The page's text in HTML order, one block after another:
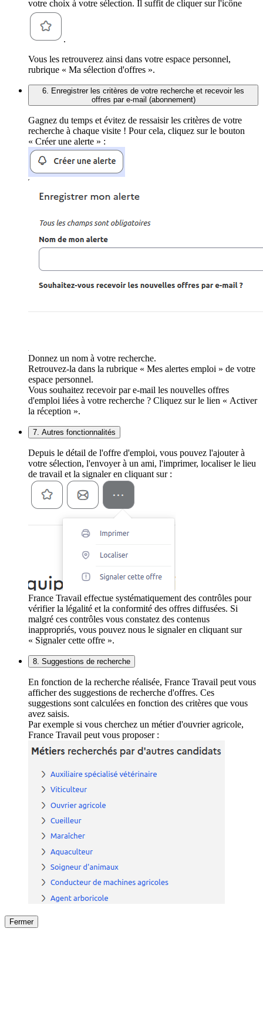
votre choix à votre sélection. Il suffit de cliquer sur l'icône
.
Vous les retrouverez ainsi dans votre espace personnel,
rubrique « Ma sélection d'offres ».
6. Enregistrer les critères de votre recherche et recevoir les
offres par e-mail (abonnement)
Gagnez du temps et évitez de ressaisir les critères de votre
recherche à chaque visite ! Pour cela, cliquez sur le bouton
« Créer une alerte » :
Donnez un nom à votre recherche.
Retrouvez-la dans la rubrique « Mes alertes emploi » de votre
espace personnel.
Vous souhaitez recevoir par e-mail les nouvelles offres
d'emploi liées à votre recherche ? Cliquez sur le lien « Activer
la réception ».
7. Autres fonctionnalités
Depuis le détail de l'offre d'emploi, vous pouvez l'ajouter à
votre sélection, l'envoyer à un ami, l'imprimer, localiser le lieu
de travail et la signaler en cliquant sur :
France Travail effectue systématiquement des contrôles pour
vérifier la légalité et la conformité des offres diffusées. Si
malgré ces contrôles vous constatez des contenus
inappropriés, vous pouvez nous le signaler en cliquant sur
« Signaler cette offre ».
8. Suggestions de recherche
En fonction de la recherche réalisée, France Travail peut vous
afficher des suggestions de recherche d'offres. Ces
suggestions sont calculées en fonction des critères que vous
avez saisis.
Par exemple si vous cherchez un métier d'ouvrier agricole,
France Travail peut vous proposer :
Fermer